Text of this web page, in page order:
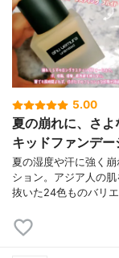
5.00
夏の崩れに、さ
キッドファンデー
夏の湿度や汗に強く
ション。アジア人の
抜いた24色ものバリ